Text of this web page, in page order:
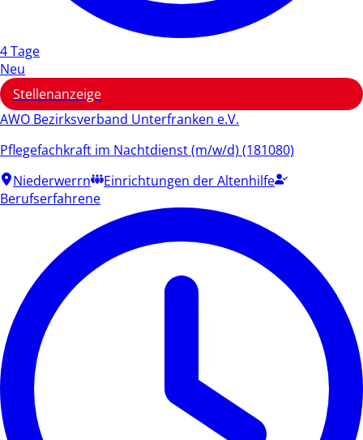
4 Tage
Neu
Stellenanzeige
AWO Bezirksverband Unterfranken e.V.
Pflegefachkraft im Nachtdienst (m/w/d) (181080)
Niederwerrn
Einrichtungen der Altenhilfe
Berufserfahrene